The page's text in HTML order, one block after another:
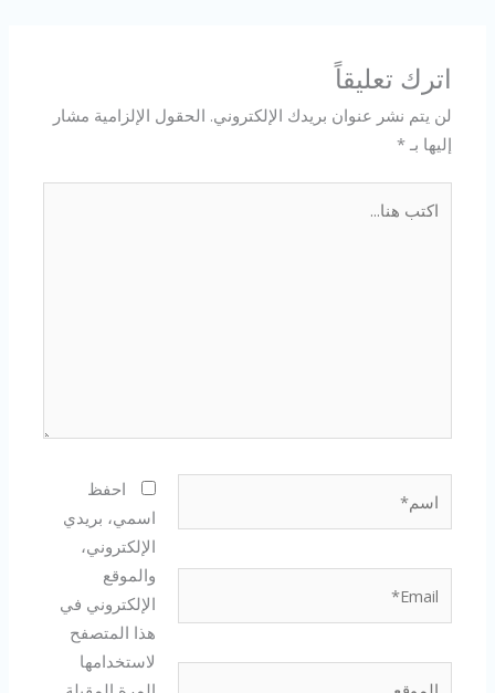
اترك تعليقاً
لن يتم نشر عنوان بريدك الإلكتروني. الحقول الإلزامية مشار
إليها بـ*
هنا...
احفظ
اسمي، بريدي
الإلكتروني،
والموقع
الإلكتروني في
هذا المتصفح
لاستخدامها